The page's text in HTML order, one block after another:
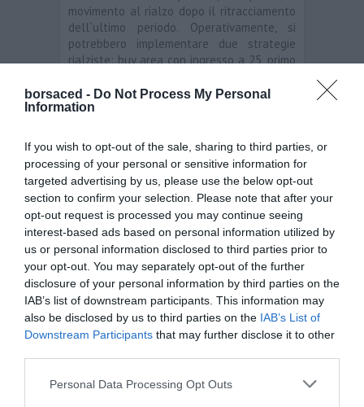
borsaced - Do Not Process My Personal
Information
If you wish to opt-out of the sale, sharing to third parties, or
processing of your personal or sensitive information for
targeted advertising by us, please use the below opt-out
section to confirm your selection. Please note that after your
opt-out request is processed you may continue seeing
interest-based ads based on personal information utilized by
us or personal information disclosed to third parties prior to
your opt-out. You may separately opt-out of the further
disclosure of your personal information by third parties on the
IAB’s list of downstream participants. This information may
also be disclosed by us to third parties on the IAB’s List of
Downstream Participants that may further disclose it to other
Please note that this website/app uses one or more Google
Personal Data Processing Opt Outs
movimento al rialzo dopo il ritracciamento
dell´ultimo periodo. Operativamente, si
potrebbero implementare due strategie
rialziste: buy area con ingresso a 25, primo
loss 23, oppure buy up con ingresso 25.35,
stop loss sotto i 24 euro e target sopra i
ProvaFIDA TRADER, Dati Metastock di
qualità! E´ arrivata la nuova
FIDAworkstation Plus, provala
gratuitamente!FIDA Finanza Dati Analisi
Prysmian
←Azimut Holding Unipol→
Lascia un commento